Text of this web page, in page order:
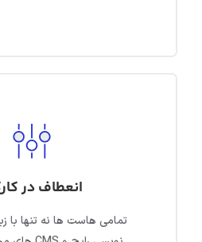
انعطاف در
تمامی هاست ها نه تنها با